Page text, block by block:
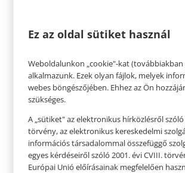
Válogass össze kényeztető
vagyunk egy kicsit.
kozmetikumokból, szépségápolási
soha nincs túl sok.
varázslatok széles választékát
drogériába. Keresd meg anyukád
válogass hozzájuk néhány
Ez az oldal sütiket használ
Weboldalunkon „cookie"-kat (továbbiakban
alkalmazunk. Ezek olyan fájlok, melyek
webes böngészőjében. Ehhez az Ön
szükséges.
A „sütiket" az elektronikus hírközlésről szóló
törvény, az elektronikus kereskedelmi
információs társadalommal összefüggő
egyes kérdéseiről szóló 2001. évi CVIII.
Európai Unió előírásainak megfelelően